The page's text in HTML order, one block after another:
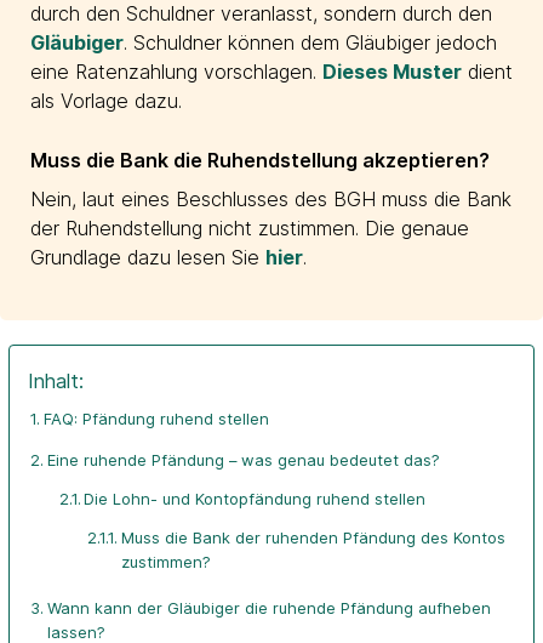
durch den Schuldner veranlasst, sondern durch den
Gläubiger. Schuldner können dem Gläubiger jedoch
eine Ratenzahlung vorschlagen. Dieses Muster dient
als Vorlage dazu.
Muss die Bank die Ruhendstellung akzeptieren?
Nein, laut eines Beschlusses des BGH muss die Bank
der Ruhendstellung nicht zustimmen. Die genaue
Grundlage dazu lesen Sie hier.
Inhalt:
FAQ: Pfändung ruhend stellen
Eine ruhende Pfändung – was genau bedeutet das?
Die Lohn- und Kontopfändung ruhend stellen
Muss die Bank der ruhenden Pfändung des Kontos
zustimmen?
Wann kann der Gläubiger die ruhende Pfändung aufheben
lassen?